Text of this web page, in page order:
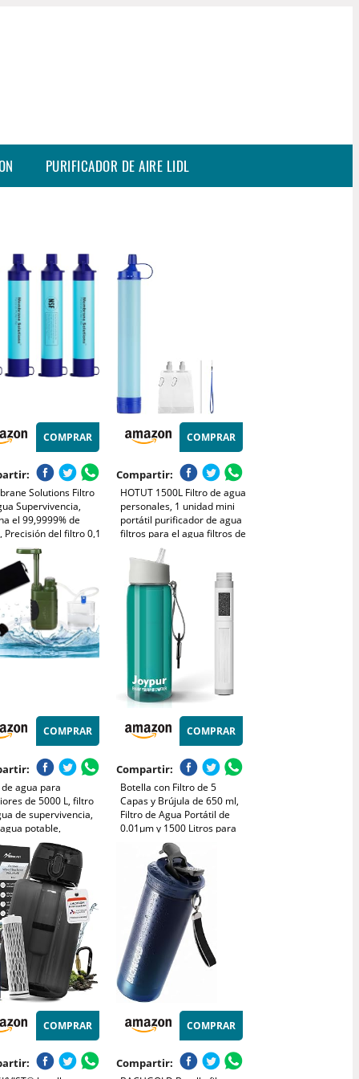
PURIFICADOR DE AIRE LIDL
COMPRAR
Solutions Filtro
Supervivencia,
el 99,9999% de
Precisión del filtro 0,1
Sistema de Filtro
para Emergencia,
Senderismo, 4
COMPRAR
Compartir:
HOTUT 1500L Filtro de agua
personales, 1 unidad mini
portátil purificador de agua
filtros para el agua filtros de
agua de camping, filtro de
agua de exterior para
emergencias elimina el
99,99% de las
COMPRAR
agua para
de 5000 L, filtro
de supervivencia,
potable,
de agua portátil
de
verde ejército
COMPRAR
Compartir:
Botella con Filtro de 5
Capas y Brújula de 650 ml,
Filtro de Agua Portátil de
0.01µm y 1500 Litros para
Acampar y Senderismo,
Purificador Personal para
Mochila y Viajes (Verde)
COMPRAR COMPRAR
Compartir: